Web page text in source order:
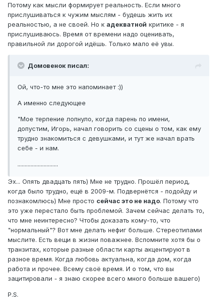
Потому как мысли формирует реальность. Если много
прислушиваться к чужим мыслям - будешь жить их
реальностью, а не своей. Но к адекватной критике - я
прислушиваюсь. Время от времени надо оценивать,
правильной ли дорогой идёшь. Только мало её увы.
Домовенок писал:
Ой, что-то мне это напоминает :))
А именно следующее
"Мое терпение лопнуло, когда парень по имени,
допустим, Игорь, начал говорить со сцены о том, как ему
трудно знакомиться с девушками, и тут же начал врать
себе - и нам.
............................
Эх... Опять двадцать пять) Мне не трудно. Прошёл период,
когда было трудно, ещё в 2009-м. Подвернётся - подойду и
познакомлюсь) Мне просто сейчас это не надо. Потому что
это уже перестало быть проблемой. Зачем сейчас делать то,
что мне неинтересно? Чтобы доказать кому-то, что
"нормальный"? Вот мне делать нефиг больше. Стереотипами
мыслите. Есть вещи в жизни поважнее. Вспомните хотя бы о
транзитах, которые разные области карты акцентируют в
разное время. Когда любовь актуальна, когда дом, когда
работа и прочее. Всему своё время. И о том, что вы
зацитировали - я знаю скорее всего много больше вашего)
P.S.